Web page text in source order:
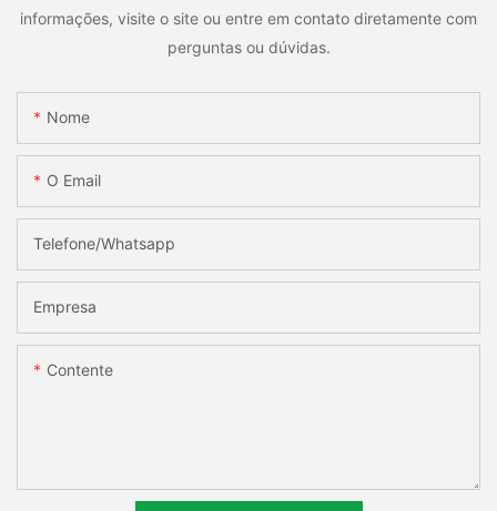
informações, visite o site ou entre em contato diretamente com
perguntas ou dúvidas.
Nome
O Email
Telefone/whatsapp
Empresa
Contente